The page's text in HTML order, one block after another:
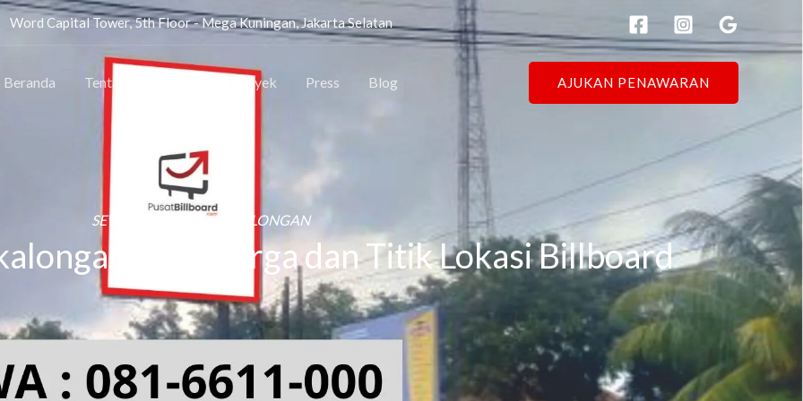
Word Capital Tower, 5th Floor - Mega Kuningan, Jakarta Selatan
Beranda Tentang Proyek Press Blog AJUKAN PENAWARAN
SEWA BILLBOARD PEKALONGAN
Cek Harga dan Titik Lokasi Billboard